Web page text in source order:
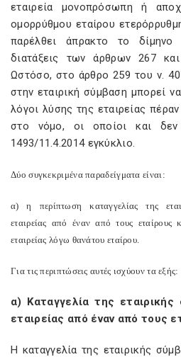
εταιρεία μονοπρόσωπη ή
ομορρύθμου εταίρου
παρέλθει άπρακτο το δίμηνο
διατάξεις των άρθρων 267
Ωστόσο, στο άρθρο 259 του ν.
στην εταιρική σύμβαση μπορεί
λόγοι λύσης της εταιρείας
στο νόμο, οι οποίοι και δεν
1493/11.4.2014 εγκύκλιο.
Δύο συγκεκριμένα παραδείγματα είναι:
α) η περίπτωση καταγγελίας της
εταιρείας από έναν από τους
εταιρείας λόγω θανάτου εταίρου.
Για τις περιπτώσεις αυτές ισχύουν τα εξής:
α) Καταγγελία της
εταιρείας από έναν από τους
Η καταγγελία της εταιρικής